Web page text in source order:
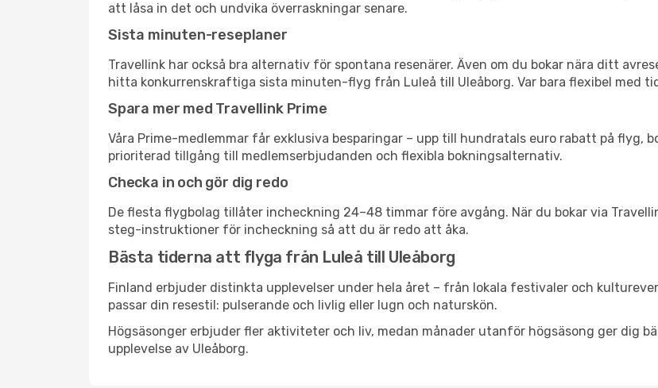
att låsa in det och undvika överraskningar senare.
Sista minuten-reseplaner
Travellink har också bra alternativ för spontana resenärer. Även om du bokar nära ditt
hitta konkurrenskraftiga sista minuten-flyg från Luleå till Uleåborg. Var bara flexibel med
Spara mer med Travellink Prime
Våra Prime-medlemmar får exklusiva besparingar – upp till hundratals euro rabatt på flyg,
prioriterad tillgång till medlemserbjudanden och flexibla bokningsalternativ.
Checka in och gör dig redo
De flesta flygbolag tillåter incheckning 24–48 timmar före avgång. När du bokar via
steg-instruktioner för incheckning så att du är redo att åka.
Bästa tiderna att flyga från Luleå till Uleåborg
Finland erbjuder distinkta upplevelser under hela året – från lokala festivaler och
passar din resestil: pulserande och livlig eller lugn och naturskön.
Högsäsonger erbjuder fler aktiviteter och liv, medan månader utanför högsäsong ger dig
upplevelse av Uleåborg.